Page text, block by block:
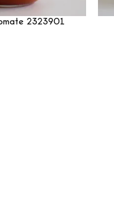
2323901